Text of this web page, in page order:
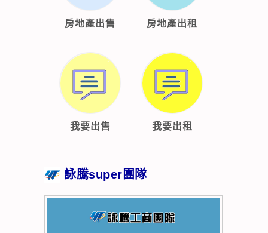
房地產出售 房地產出租
我要出售 我要出租
詠騰super團隊